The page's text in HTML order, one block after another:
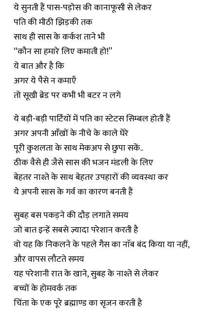
ये सुनती हैं पास-पड़ोस की कानाफूसी से लेकर
पति की मीठी झिड़की तक
साथ ही सास के कर्कश ताने भी
“कौन सा हमारे लिए कमाती हो!”
ये बात और है कि
अगर ये पैसे न कमाएँ
तो सूखी ब्रेड पर कभी भी बटर न लगे
ये बड़ी-बड़ी पार्टियों में पति का स्टेटस सिम्बल होती हैं
अगर अपनी आँखों के नीचे के काले घेरे
पूरी कुशलता के साथ मेकअप से छुपा सकें..
ठीक वैसे ही जैसे सास की भजन मंडली के लिए
बेहतर नाश्ते के साथ बेहतर उपहारों की व्यवस्था कर
ये अपनी सास के गर्व का कारण बनती हैं
सुबह बस पकड़ने की दौड़ लगाते समय
जो बात इन्हें सबसे ज़्यादा परेशान करती है
वो यह कि निकलने के पहले गैस का नाॅब बंद किया या नहीं,
और वापस लौटते समय
यह परेशानी रात के खाने, सुबह के नाश्ते से लेकर
बच्चों के होमवर्क तक
चिंता के एक पूरे ब्रह्माण्ड का सृजन करती है